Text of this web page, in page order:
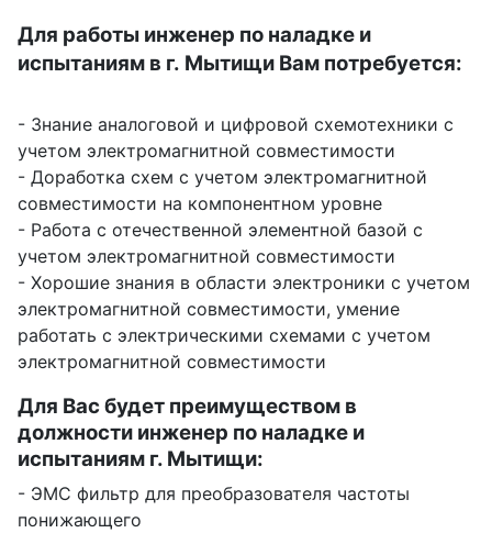
Для работы инженер по наладке и
испытаниям в г. Мытищи Вам потребуется:
- Знание аналоговой и цифровой схемотехники с
учетом электромагнитной совместимости
- Доработка схем с учетом электромагнитной
совместимости на компонентном уровне
- Работа с отечественной элементной базой с
учетом электромагнитной совместимости
- Хорошие знания в области электроники с учетом
электромагнитной совместимости, умение
работать с электрическими схемами с учетом
электромагнитной совместимости
Для Вас будет преимуществом в
должности инженер по наладке и
испытаниям г. Мытищи:
- ЭМС фильтр для преобразователя частоты
понижающего